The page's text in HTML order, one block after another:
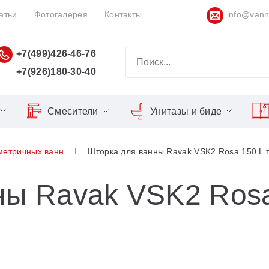
Фотогалерея Контакты
+7(499)426-46-76
+7(926)180-30-40
Душевые двери
Душевые уголки
Domino
Formy
Смесители
Серия Flat
Серия LIFE
Унитазы и биде
Сиденья для унитазов
Cool
Nexty
ванн Шторка для ванны Ravak VSK2 Rosa 150 L
Ravak VSK2